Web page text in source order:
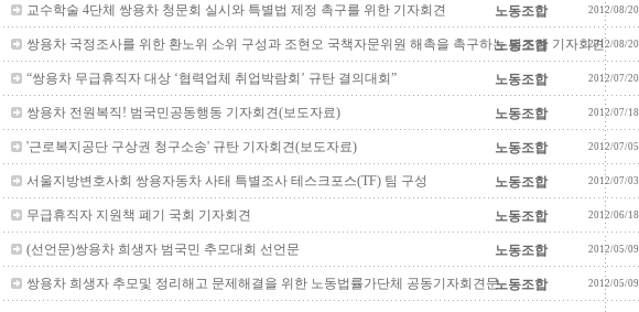
교수학술 4단체 쌍용차 청문회 실시와 특별법 제정 촉구를 위한 기자회견 노동조합 2012/08/20
쌍용차 국정조사를 위한 환노위 소위 구성과 조현오 국책자문위원 해촉을 촉구하는 법조계 기자회견
노동조합 2012/08/20
“쌍용차 무급휴직자 대상 ‘협력업체 취업박람회’ 규탄 결의대회” 노동조합 2012/07/20
쌍용차 전원복직! 범국민공동행동 기자회견(보도자료) 노동조합 2012/07/18
'근로복지공단 구상권 청구소송' 규탄 기자회견(보도자료) 노동조합 2012/07/05
서울지방변호사회 쌍용자동차 사태 특별조사 테스크포스(TF) 팀 구성 노동조합 2012/07/03
무급휴직자 지원책 폐기 국회 기자회견 노동조합 2012/06/18
(선언문)쌍용차 희생자 범국민 추모대회 선언문 노동조합 2012/05/09
쌍용차 희생자 추모및 정리해고 문제해결을 위한 노동법률가단체 공동기자회견문노동조합 2012/05/09